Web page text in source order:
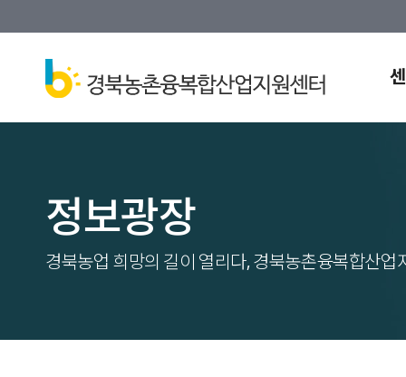
정보광장
경북농업 희망의 길이 열리다, 경북농촌융복합산업